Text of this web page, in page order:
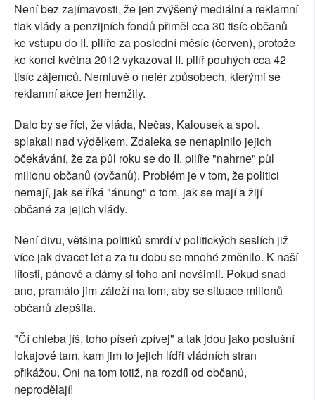
Není bez zajímavosti, že jen zvýšený mediální a reklamní
tlak vlády a penzijních fondů přiměl cca 30 tisíc občanů
ke vstupu do II. pilíře za poslední měsíc (červen), protože
ke konci května 2012 vykazoval II. pilíř pouhých cca 42
tisíc zájemců. Nemluvě o nefér způsobech, kterými se
reklamní akce jen hemžily.
Dalo by se říci, že vláda, Nečas, Kalousek a spol.
splakali nad výdělkem. Zdaleka se nenaplnilo jejich
očekávání, že za půl roku se do II. pilíře "nahrne" půl
milionu občanů (ovčanů). Problém je v tom, že politici
nemají, jak se říká "ánung" o tom, jak se mají a žijí
občané za jejich vlády.
Není divu, většina politiků smrdí v politických seslích již
více jak dvacet let a za tu dobu se mnohé změnilo. K naší
lítosti, pánové a dámy si toho ani nevšimli. Pokud snad
ano, pramálo jim záleží na tom, aby se situace milionů
občanů zlepšila.
"Čí chleba jíš, toho píseň zpívej" a tak jdou jako poslušní
lokajové tam, kam jim to jejich lídři vládních stran
přikážou. Oni na tom totiž, na rozdíl od občanů,
neprodělají!